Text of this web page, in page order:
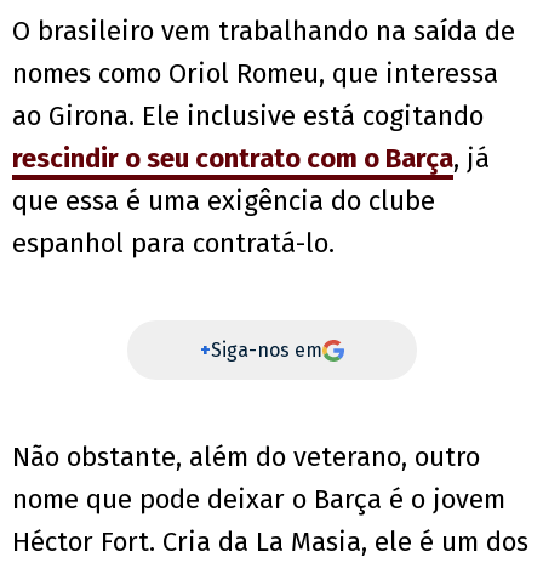
O brasileiro vem trabalhando na saída de
nomes como Oriol Romeu, que interessa
ao Girona. Ele inclusive está cogitando
rescindir o seu contrato com o Barça, já
que essa é uma exigência do clube
espanhol para contratá-lo.
+Siga-nos em
Não obstante, além do veterano, outro
nome que pode deixar o Barça é o jovem
Héctor Fort. Cria da La Masia, ele é um dos